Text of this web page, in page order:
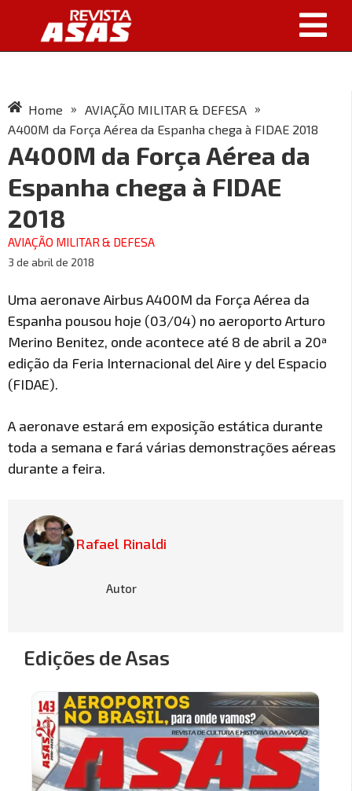
Home » AVIAÇÃO MILITAR & DEFESA »
A400M da Força Aérea da Espanha chega à FIDAE 2018
A400M da Força Aérea da
Espanha chega à FIDAE
2018
AVIAÇÃO MILITAR & DEFESA
3 de abril de 2018
Uma aeronave Airbus A400M da Força Aérea da
Espanha pousou hoje (03/04) no aeroporto Arturo
Merino Benitez, onde acontece até 8 de abril a 20ª
edição da Feria Internacional del Aire y del Espacio
(FIDAE).
A aeronave estará em exposição estática durante
toda a semana e fará várias demonstrações aéreas
durante a feira.
Rafael Rinaldi
Autor
Edições de Asas